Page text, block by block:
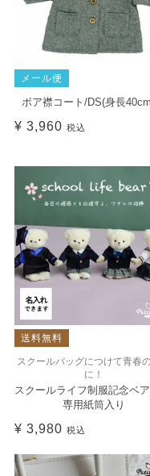
メール便
ボア襟コート/DS(身長
¥ 3,960 税込
送料無料
スクールバッグにつけて青春
に！
スクールライフ制服記念ベ
専用紙筒入り
¥ 3,980 税込